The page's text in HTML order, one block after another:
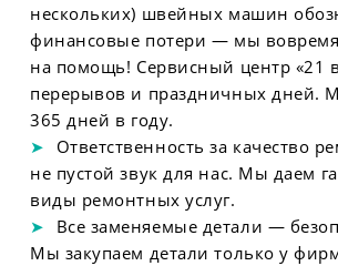
нескольких) швейных машин
финансовые потери — мы
на помощь! Сервисный центр «21
перерывов и праздничных дней.
365 дней в году.
Ответственность за качество
не пустой звук для нас. Мы даем
виды ремонтных услуг.
Все заменяемые детали —
Мы закупаем детали только у